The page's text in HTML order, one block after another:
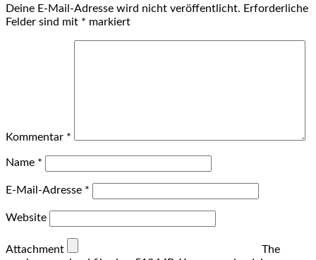
Deine E-Mail-Adresse wird nicht veröffentlicht. Erforderliche
Felder sind mit * markiert
Kommentar *
Name *
E-Mail-Adresse *
Website
Attachment
The